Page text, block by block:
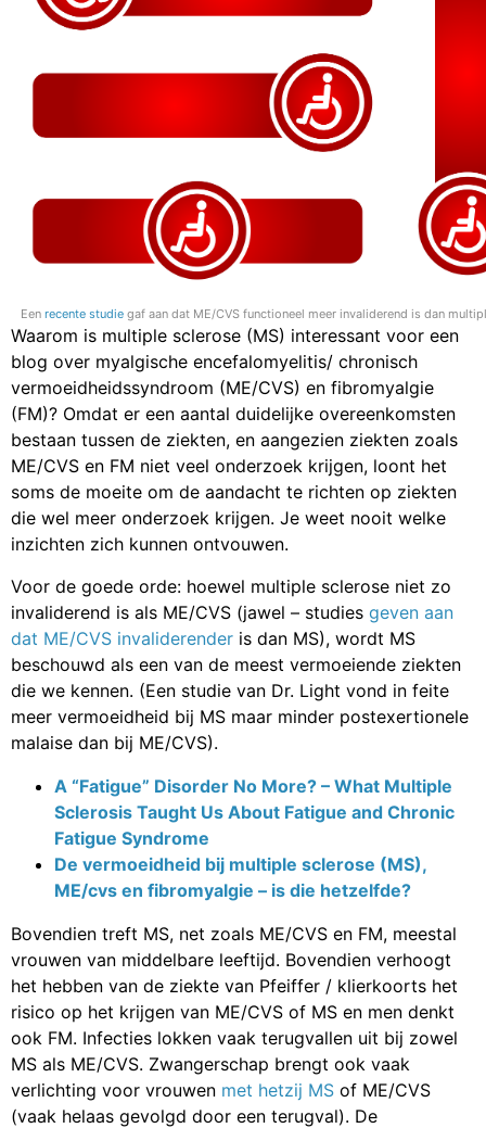
Een recente studiegaf aan dat ME/CVS functioneel meer invaliderend is dan
Waarom is multiple sclerose (MS) interessant voor een
blog over myalgische encefalomyelitis/ chronisch
vermoeidheidssyndroom (ME/CVS) en fibromyalgie
(FM)? Omdat er een aantal duidelijke overeenkomsten
bestaan tussen de ziekten, en aangezien ziekten zoals
ME/CVS en FM niet veel onderzoek krijgen, loont het
soms de moeite om de aandacht te richten op ziekten
die wel meer onderzoek krijgen. Je weet nooit welke
inzichten zich kunnen ontvouwen.
Voor de goede orde: hoewel multiple sclerose niet zo
invaliderend is als ME/CVS (jawel – studies geven aan
dat ME/CVS invaliderender is dan MS), wordt MS
beschouwd als een van de meest vermoeiende ziekten
die we kennen. (Een studie van Dr. Light vond in feite
meer vermoeidheid bij MS maar minder postexertionele
malaise dan bij ME/CVS).
A “Fatigue” Disorder No More? – What Multiple
Sclerosis Taught Us About Fatigue and Chronic
Fatigue Syndrome
De vermoeidheid bij multiple sclerose (MS),
ME/cvs en fibromyalgie – is die hetzelfde?
Bovendien treft MS, net zoals ME/CVS en FM, meestal
vrouwen van middelbare leeftijd. Bovendien verhoogt
het hebben van de ziekte van Pfeiffer / klierkoorts het
risico op het krijgen van ME/CVS of MS en men denkt
ook FM. Infecties lokken vaak terugvallen uit bij zowel
MS als ME/CVS. Zwangerschap brengt ook vaak
verlichting voor vrouwen met hetzij MS of ME/CVS
(vaak helaas gevolgd door een terugval). De